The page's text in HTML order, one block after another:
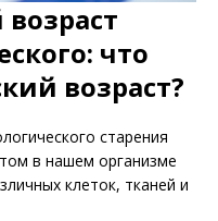
что
возраст?
старения
в нашем организме
клеток, тканей и